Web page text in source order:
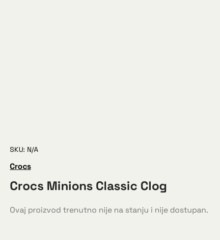
SKU: N/A
Crocs
Crocs Minions Classic Clog
Ovaj proizvod trenutno nije na stanju i nije dostupan.